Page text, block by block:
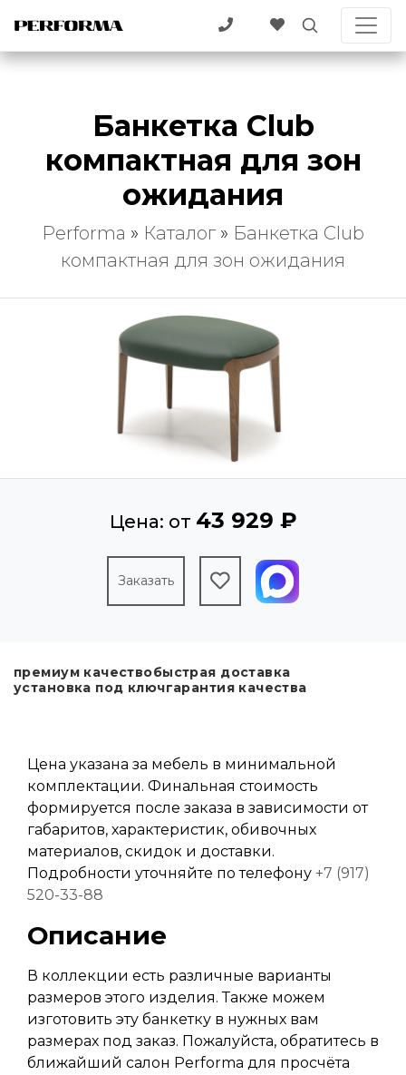
Банкетка Club
компактная для зон
ожидания
Performa » Каталог » Банкетка Club
компактная для зон ожидания
Цена: от 43 929 ₽
Заказать
премиум качествобыстрая доставка
установка под ключгарантия качества
Цена указана за мебель в минимальной
комплектации. Финальная стоимость
формируется после заказа в зависимости от
габаритов, характеристик, обивочных
материалов, скидок и доставки.
Подробности уточняйте по телефону +7 (917)
520-33-88
Описание
В коллекции есть различные варианты
размеров этого изделия. Также можем
изготовить эту банкетку в нужных вам
размерах под заказ. Пожалуйста, обратитесь в
ближайший салон Performa для просчёта